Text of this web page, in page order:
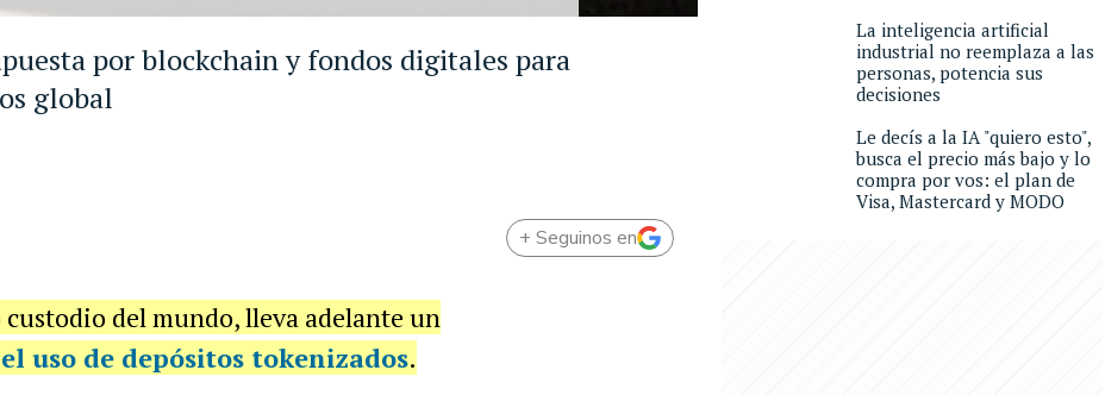
por blockchain y fondos digitales para
global
+ Seguinos en
custodio del mundo, lleva adelante un
el uso de depósitos tokenizados.
La inteligencia artificial
industrial no reemplaza a las
personas, potencia sus
decisiones
Le decís a la IA "quiero esto",
busca el precio más bajo y lo
compra por vos: el plan de
Visa, Mastercard y MODO